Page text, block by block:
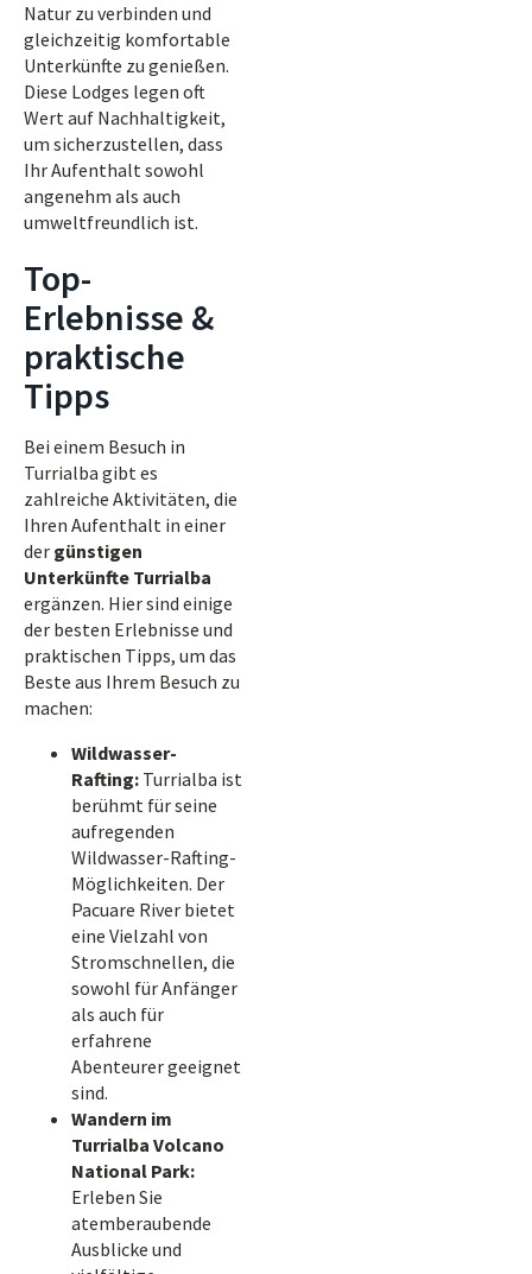
Natur zu verbinden und
gleichzeitig komfortable
Unterkünfte zu genießen.
Diese Lodges legen oft
Wert auf Nachhaltigkeit,
um sicherzustellen, dass
Ihr Aufenthalt sowohl
angenehm als auch
umweltfreundlich ist.
Top-
Erlebnisse &
praktische
Tipps
Bei einem Besuch in
Turrialba gibt es
zahlreiche Aktivitäten, die
Ihren Aufenthalt in einer
der günstigen
Unterkünfte Turrialba
ergänzen. Hier sind einige
der besten Erlebnisse und
praktischen Tipps, um das
Beste aus Ihrem Besuch zu
machen:
Wildwasser-
Rafting: Turrialba ist
berühmt für seine
aufregenden
Wildwasser-Rafting-
Möglichkeiten. Der
Pacuare River bietet
eine Vielzahl von
Stromschnellen, die
sowohl für Anfänger
als auch für
erfahrene
Abenteurer geeignet
sind.
Wandern im
Turrialba Volcano
National Park:
Erleben Sie
atemberaubende
Ausblicke und